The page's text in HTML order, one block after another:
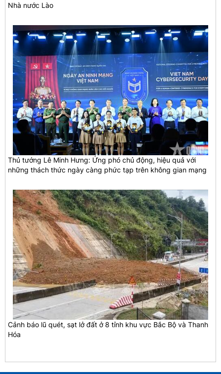
Nhà nước Lào
Thủ tướng Lê Minh Hưng: Ứng phó chủ động, hiệu quả với
những thách thức ngày càng phức tạp trên không gian mạng
Cảnh báo lũ quét, sạt lở đất ở 8 tỉnh khu vực Bắc Bộ và Thanh
Hóa